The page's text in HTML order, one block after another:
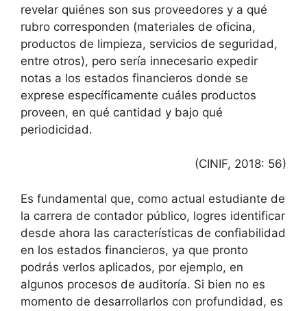
revelar quiénes son sus proveedores y a qué
rubro corresponden (materiales de oficina,
productos de limpieza, servicios de seguridad,
entre otros), pero sería innecesario expedir
notas a los estados financieros donde se
exprese específicamente cuáles productos
proveen, en qué cantidad y bajo qué
periodicidad.
(CINIF, 2018: 56)
Es fundamental que, como actual estudiante de
la carrera de contador público, logres identificar
desde ahora las características de confiabilidad
en los estados financieros, ya que pronto
podrás verlos aplicados, por ejemplo, en
algunos procesos de auditoría. Si bien no es
momento de desarrollarlos con profundidad, es